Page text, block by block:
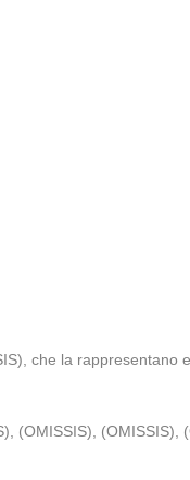
che la rappresentano
(OMISSIS), (OMISSIS),